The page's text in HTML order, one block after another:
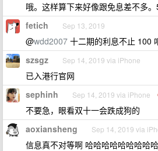
哦。这样算下来好像跟免息差不多
fetich Sep 13, 2019
@wdd2007 十二期的利息不止 100
szsgz Sep 14, 2019 via iPhone
已入港行官网
sephinh Sep 14, 2019 via iPhone
不要急，眼看双十一会跌成狗的
aoxiansheng Sep 14, 2019 via
信息真不对等啊 哈哈哈哈哈哈哈哈